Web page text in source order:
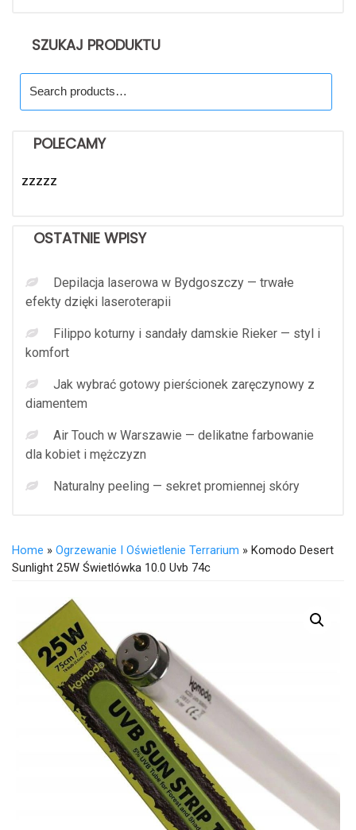
SZUKAJ PRODUKTU
for:
POLECAMY
zzzzz
OSTATNIE WPISY
Depilacja laserowa w Bydgoszczy — trwałe
efekty dzięki laseroterapii
Filippo koturny i sandały damskie Rieker — styl i
komfort
Jak wybrać gotowy pierścionek zaręczynowy z
diamentem
Air Touch w Warszawie — delikatne farbowanie
dla kobiet i mężczyzn
Naturalny peeling — sekret promiennej skóry
Home » Ogrzewanie I Oświetlenie Terrarium » Komodo Desert
Sunlight 25W Świetlówka 10.0 Uvb 74c